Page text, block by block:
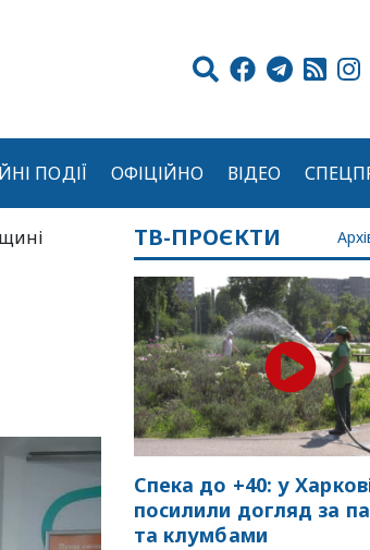
ПОДІЇ ОФІЦІЙНО ВІДЕО
ТВ-ПРОЄКТИ
Спека до +40: у
посилили догляд за
та клумбами